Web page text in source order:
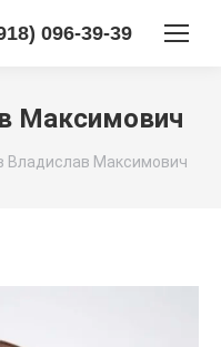
096-39-39
Максимович
Владислав Максимович